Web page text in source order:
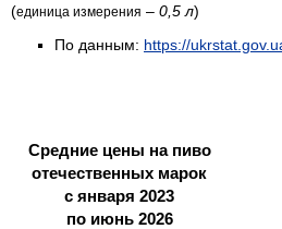
(единица измерения – 0,5 л)
По данным: https://
Средние цены на пиво
отечественных марок
с января 2023
по июнь 2026